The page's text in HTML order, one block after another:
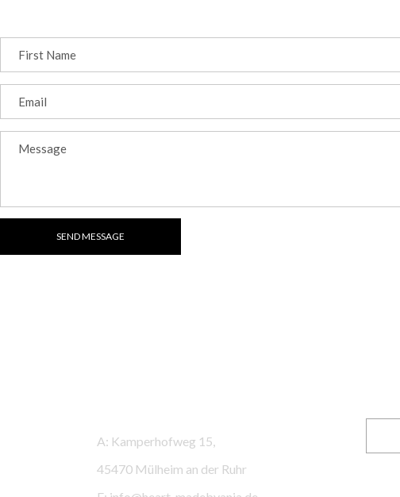
SEND MESSAGE
A: Kamperhofweg 15,
45470 Mülheim an der Ruhr